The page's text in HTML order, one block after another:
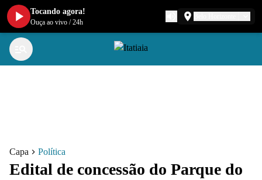
Capa Política
Edital de concessão do Parque do
Tocando agora!
Ouça ao vivo /24h